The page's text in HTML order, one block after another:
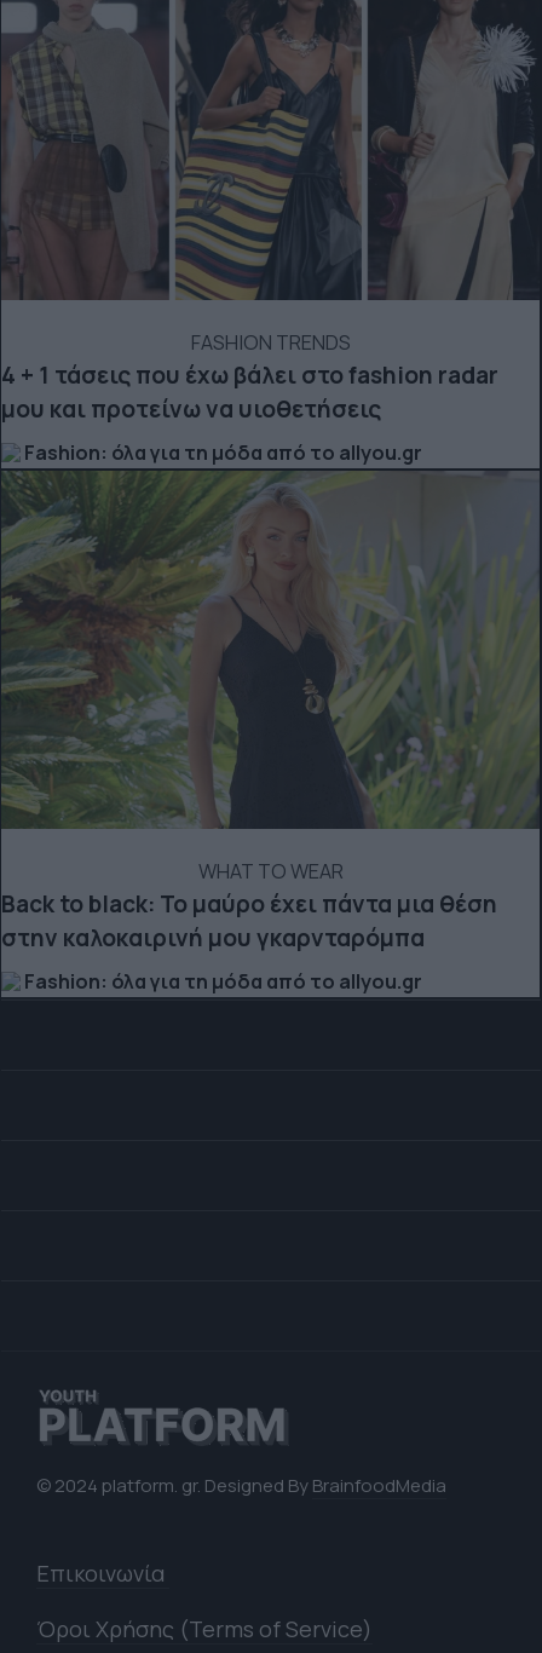
FASHION TRENDS
4 + 1 τάσεις που έχω βάλει στο fashion radar
μου και προτείνω να υιοθετήσεις
Fashion: όλα για τη μόδα από το allyou.gr
WHAT TO WEAR
Back to black: Το μαύρο έχει πάντα μια θέση
στην καλοκαιρινή μου γκαρνταρόμπα
Fashion: όλα για τη μόδα από το allyou.gr
© 2024 platform. gr. Designed ByBrainfoodMedia
Επικοινωνία
Όροι Χρήσης (Terms of Service)